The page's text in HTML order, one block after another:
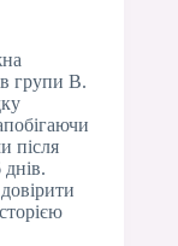
групи B.
після